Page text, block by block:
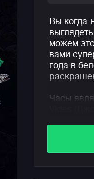
Вы когда-
можем
вами
года в
Часы
комиксов.